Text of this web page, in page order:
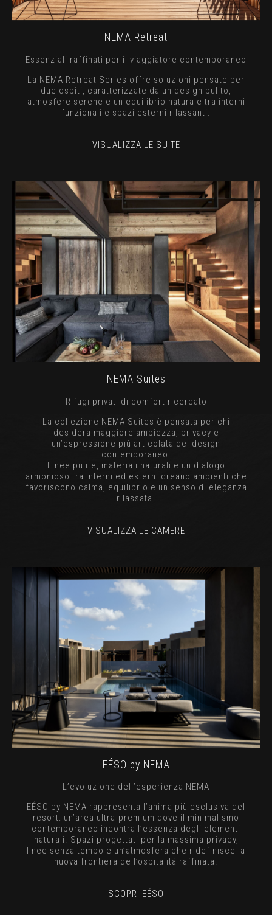
NEMA Retreat
Essenziali raffinati per il viaggiatore contemporaneo
La NEMA Retreat Series offre soluzioni pensate per
due ospiti, caratterizzate da un design pulito,
atmosfere serene e un equilibrio naturale tra interni
funzionali e spazi esterni rilassanti.
VISUALIZZA LE SUITE
NEMA Suites
Rifugi privati di comfort ricercato
La collezione NEMA Suites è pensata per chi
desidera maggiore ampiezza, privacy e
un’espressione più articolata del design
contemporaneo.
Linee pulite, materiali naturali e un dialogo
armonioso tra interni ed esterni creano ambienti che
favoriscono calma, equilibrio e un senso di eleganza
rilassata.
VISUALIZZA LE CAMERE
EÉSO by NEMA
L’evoluzione dell’esperienza NEMA
EÉSO by NEMA rappresenta l’anima più esclusiva del
resort: un’area ultra-premium dove il minimalismo
contemporaneo incontra l’essenza degli elementi
naturali. Spazi progettati per la massima privacy,
linee senza tempo e un’atmosfera che ridefinisce la
nuova frontiera dell’ospitalità raffinata.
SCOPRI EÉSO